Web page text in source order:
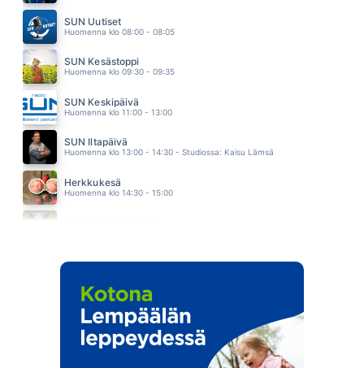
ABREU
05.32
SUN Uutiset
Huomenna klo 08:00 - 08:05
SUN Kesästoppi
Huomenna klo 09:30 - 09:35
SUN Keskipäivä
Huomenna klo 11:00 - 13:00
SUN Iltapäivä
Huomenna klo 13:00 - 14:30 - Studiossa: Kaisu Lämsä
Herkkukesä
Huomenna klo 14:30 - 15:00